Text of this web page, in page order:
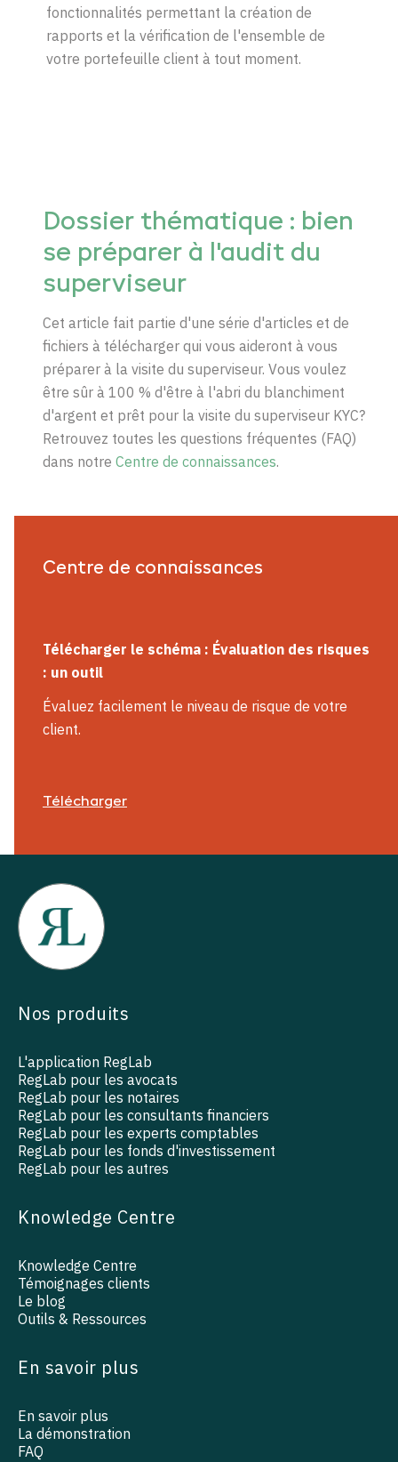
fonctionnalités permettant la création de
rapports et la vérification de l'ensemble de
votre portefeuille client à tout moment.
Dossier thématique : bien
se préparer à l'audit du
superviseur
Cet article fait partie d'une série d'articles et de
fichiers à télécharger qui vous aideront à vous
préparer à la visite du superviseur. Vous voulez
être sûr à 100 % d'être à l'abri du blanchiment
d'argent et prêt pour la visite du superviseur KYC?
Retrouvez toutes les questions fréquentes (FAQ)
dans notre Centre de connaissances.
Centre de connaissances
Télécharger le schéma : Évaluation des risques
: un outil
Évaluez facilement le niveau de risque de votre
client.
Télécharger
Nos produits
L'application RegLab
RegLab pour les avocats
RegLab pour les notaires
RegLab pour les consultants financiers
RegLab pour les experts comptables
RegLab pour les fonds d'investissement
RegLab pour les autres
Knowledge Centre
Knowledge Centre
Témoignages clients
Le blog
Outils & Ressources
En savoir plus
En savoir plus
La démonstration
FAQ